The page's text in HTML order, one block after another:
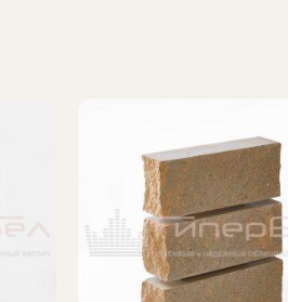
и температура
прочности. Резкое